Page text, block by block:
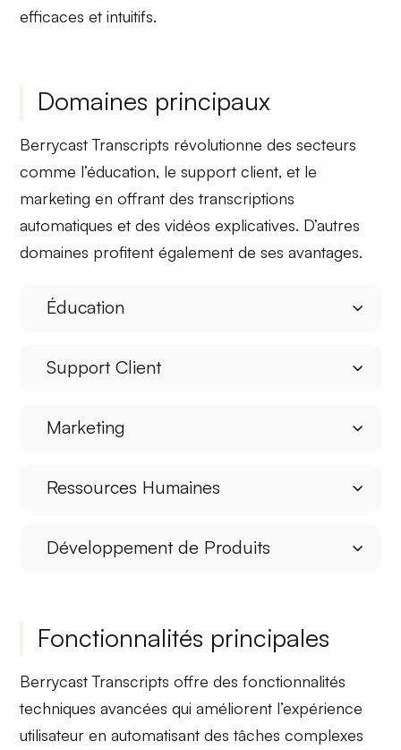
efficaces et intuitifs.
Domaines principaux
Berrycast Transcripts révolutionne des secteurs
comme l’éducation, lesupport client, et le
marketing en offrant des transcriptions
automatiques et des vidéos explicatives. D’autres
domaines profitent également de ses avantages.
Éducation
Support Client
Marketing
Ressources Humaines
Développement de Produits
Fonctionnalités principales
Berrycast Transcripts offre des fonctionnalités
techniques avancées qui améliorent l’expérience
utilisateur en automatisant des tâches complexes